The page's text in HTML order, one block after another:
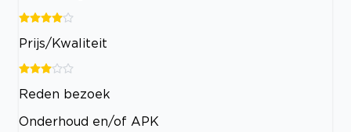
Prijs/Kwaliteit
Reden bezoek
Onderhoud en/of APK